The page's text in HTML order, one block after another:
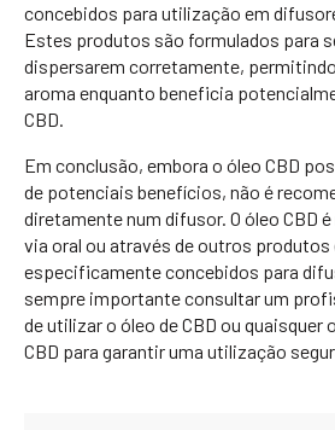
concebidos para utilização em
Estes produtos são formulados para
dispersarem corretamente,
aroma enquanto beneficia
CBD.
Em conclusão, embora o óleo CBD
de potenciais benefícios, não é
diretamente num difusor. O óleo CBD
via oral ou através de outros
especificamente concebidos para
sempre importante consultar um
de utilizar o óleo de CBD ou
CBD para garantir uma utilização